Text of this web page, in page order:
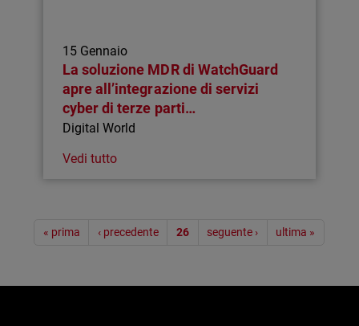
15 Gennaio
La soluzione MDR di WatchGuard
apre all’integrazione di servizi
cyber di terze parti…
Digital World
Vedi tutto
Paginazione
« prima ‹ precedente 26 seguente › ultima »